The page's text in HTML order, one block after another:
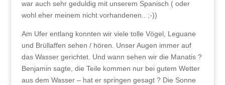
war auch sehr geduldig mit unserem Spanisch ( oder
wohl eher meinem nicht vorhandenen.. ;-))
Am Ufer entlang konnten wir viele tolle Vögel, Leguane
und Brüllaffen sehen / hören. Unser Augen immer auf
das Wasser gerichtet. Und wann sehen wir die Manatis ?
Benjamin sagte, die Teile kommen nur bei gutem Wetter
aus dem Wasser – hat er springen gesagt ? Die Sonne